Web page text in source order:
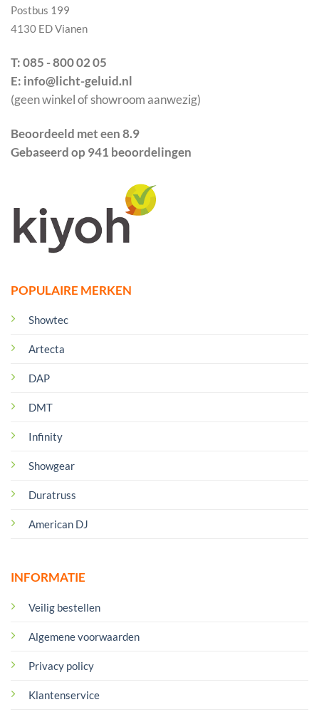
POPULAIRE MERKEN
Showtec
Artecta
DAP
DMT
Infinity
Showgear
Duratruss
American DJ
INFORMATIE
Veilig bestellen
Algemene voorwaarden
Privacy policy
Klantenservice
Postbus 199
4130 ED Vianen
T: 085 - 800 02 05
E: info@licht-geluid.nl
(geen winkel of showroom aanwezig)
Beoordeeld met een 8.9
Gebaseerd op 941 beoordelingen